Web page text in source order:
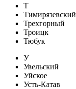
Т
Тимирязевский
Трехгорный
Троицк
Тюбук
У
Увельский
Уйское
Усть-Катав